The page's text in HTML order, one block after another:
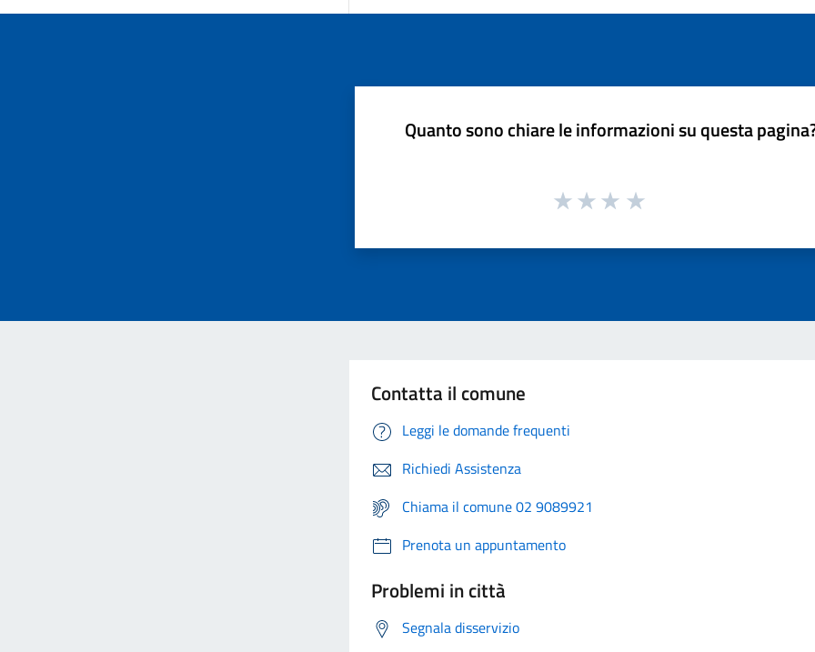
Quanto sono chiare le informazioni su questa
Contatta il comune
Leggi le domande frequenti
Richiedi Assistenza
Chiama il comune 02 9089921
Prenota un appuntamento
Problemi in città
Segnala disservizio